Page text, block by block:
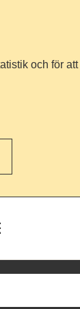
och för